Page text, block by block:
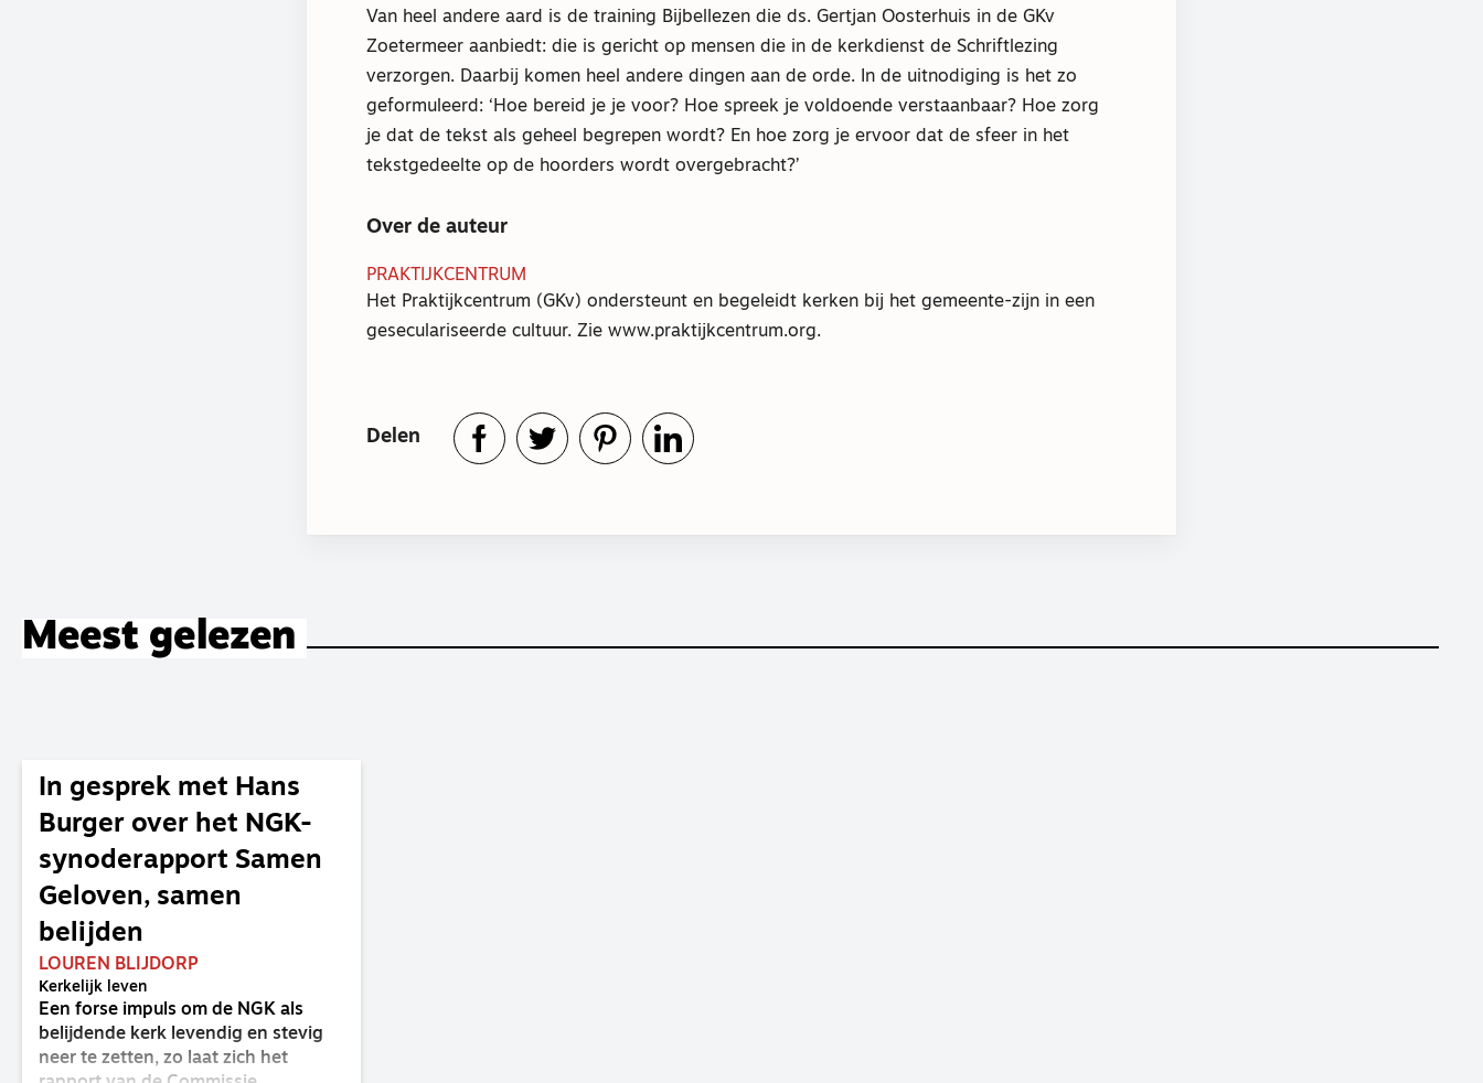
Van heel andere aard is de training Bijbellezen die ds. Gertjan Oosterhuis in de GKv
Zoetermeer aanbiedt: die is gericht op mensen die in de kerkdienst de Schriftlezing
verzorgen. Daarbij komen heel andere dingen aan de orde. In de uitnodiging is het zo
geformuleerd: ‘Hoe bereid je je voor? Hoe spreek je voldoende verstaanbaar? Hoe zorg
je dat de tekst als geheel begrepen wordt? En hoe zorg je ervoor dat de sfeer in het
tekstgedeelte op de hoorders wordt overgebracht?’
Over de auteur
PRAKTIJKCENTRUM
Het Praktijkcentrum (GKv) ondersteunt en begeleidt kerken bij het gemeente-zijn in een
geseculariseerde cultuur. Zie www.praktijkcentrum.org.
Delen
Meest gelezen
In gesprek met Hans
Burger over het NGK-
synoderapport Samen
Geloven, samen
belijden
LOUREN BLIJDORP
Kerkelijk leven
Een forse impuls om de NGK als
belijdende kerk levendig en stevig
neer te zetten, zo laat zich het